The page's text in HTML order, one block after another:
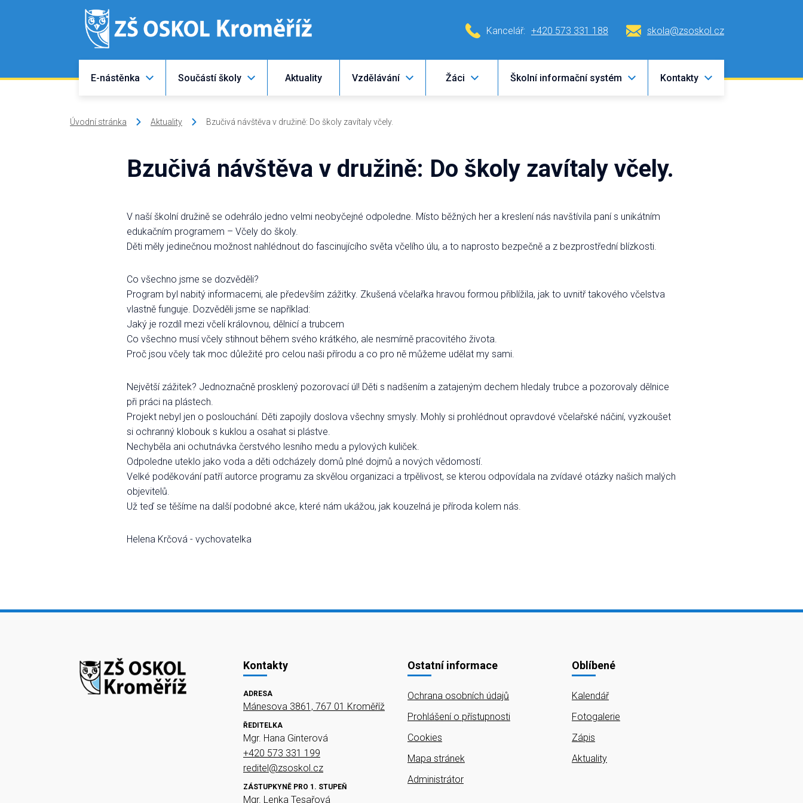
Kancelář: +420 573 331 188 skola@zsoskol.cz
E-nástěnka Součástí školy Aktuality Vzdělávání Žáci Školní informační systém Kontakty
Úvodní stránka Aktuality Bzučivá návštěva v družině: Do školy zavítaly včely.
Bzučivá návštěva v družině: Do školy zavítaly včely.
V naší školní družině se odehrálo jedno velmi neobyčejné odpoledne. Místo běžných her a kreslení nás navštívila paní s unikátním
edukačním programem – Včely do školy.
Děti měly jedinečnou možnost nahlédnout do fascinujícího světa včelího úlu, a to naprosto bezpečně a z bezprostřední blízkosti.
Co všechno jsme se dozvěděli?
Program byl nabitý informacemi, ale především zážitky. Zkušená včelařka hravou formou přiblížila, jak to uvnitř takového včelstva
vlastně funguje. Dozvěděli jsme se například:
Jaký je rozdíl mezi včelí královnou, dělnicí a trubcem
Co všechno musí včely stihnout během svého krátkého, ale nesmírně pracovitého života.
Proč jsou včely tak moc důležité pro celou naši přírodu a co pro ně můžeme udělat my sami.
Největší zážitek? Jednoznačně prosklený pozorovací úl! Děti s nadšením a zatajeným dechem hledaly trubce a pozorovaly dělnice
při práci na plástech.
Projekt nebyl jen o poslouchání. Děti zapojily doslova všechny smysly. Mohly si prohlédnout opravdové včelařské náčiní, vyzkoušet
si ochranný klobouk s kuklou a osahat si plástve.
Nechyběla ani ochutnávka čerstvého lesního medu a pylových kuliček.
Odpoledne uteklo jako voda a děti odcházely domů plné dojmů a nových vědomostí.
Velké poděkování patří autorce programu za skvělou organizaci a trpělivost, se kterou odpovídala na zvídavé otázky našich malých
objevitelů.
Už teď se těšíme na další podobné akce, které nám ukážou, jak kouzelná je příroda kolem nás.
Helena Krčová - vychovatelka
Kontakty
ADRESA
Mánesova 3861, 767 01 Kroměříž
ŘEDITELKA
Mgr. Hana Ginterová
+420 573 331 199
reditel@zsoskol.cz
ZÁSTUPKYNĚ PRO 1. STUPEŇ
Mgr. Lenka Tesařová
Ostatní informace
Ochrana osobních údajů
Prohlášení o přístupnosti
Cookies
Mapa stránek
Administrátor
Oblíbené
Kalendář
Fotogalerie
Zápis
Aktuality